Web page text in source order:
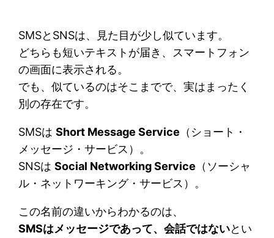
SMSとSNSは、見た目が少し似ています。
どちらも短いテキストが届き、スマートフォン
の画面に表示される。
でも、似ているのはそこまでで、実はまったく
別の存在です。
SMSはShort Message Service （ショート・
メッセージ・サービス）。
SNSはSocial Networking Service （ソーシャ
ル・ネットワーキング・サービス）。
この名前の違いからわかるのは、
SMSはメッセージであって、会話ではないとい